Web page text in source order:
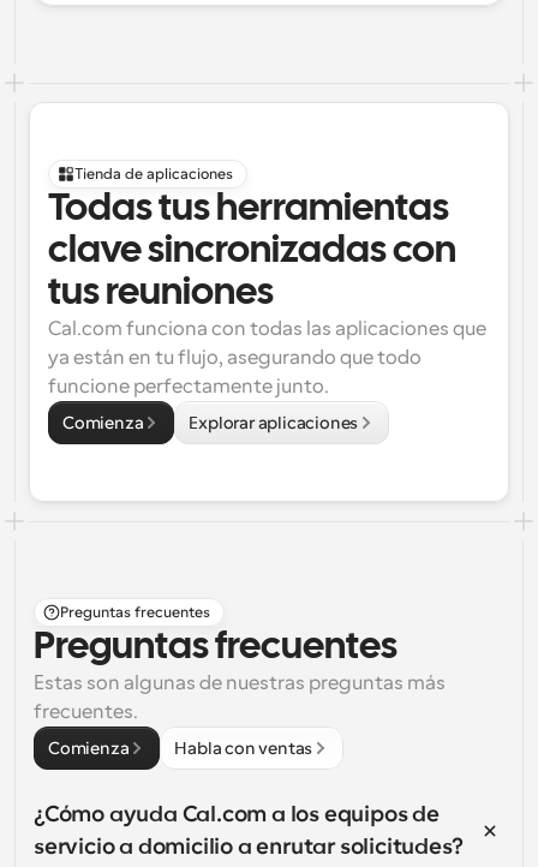
Tienda de aplicaciones
Todas tus herramientas
clave sincronizadas con
tus reuniones
Cal.com funciona con todas las aplicaciones que
ya están en tu flujo, asegurando que todo
funcione perfectamente junto.
Comienza Explorar aplicaciones
Preguntas frecuentes
Preguntas frecuentes
Estas son algunas de nuestras preguntas más
frecuentes.
Comienza Habla con ventas
¿Cómo ayuda Cal.com a los equipos de
servicio a domicilio a enrutar solicitudes?